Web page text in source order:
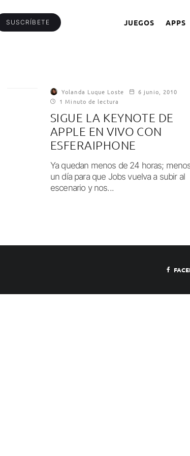
SUSCRÍBETE JUEGOS APPS
Yolanda Luque Loste
6 junio, 2010
1 Minuto de lectura
SIGUE LA KEYNOTE DE
APPLE EN VIVO CON
ESFERAIPHONE
Ya quedan menos de 24 horas;
un día para que Jobs vuelva a subir al
escenario y nos...